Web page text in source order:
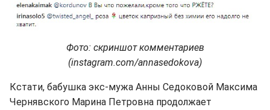
Фото: скриншот комментариев
(instagram.com/annasedokova)
Кстати, бабушка экс-мужа Анны Седоковой Максима
Чернявского Марина Петровна продолжает